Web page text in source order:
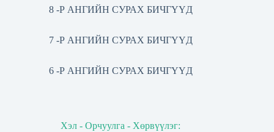
8 -Р АНГИЙН СУРАХ БИЧГҮҮД
7 -Р АНГИЙН СУРАХ БИЧГҮҮД
6 -Р АНГИЙН СУРАХ БИЧГҮҮД
Хэл - Орчуулга - Хөрвүүлэг: